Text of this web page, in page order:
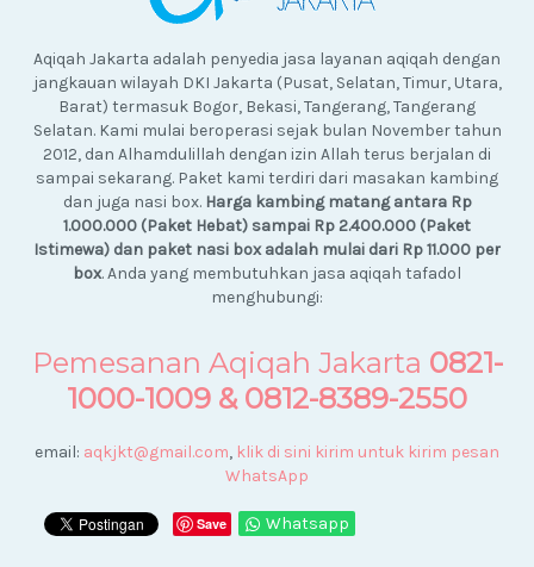
Aqiqah Jakarta adalah penyedia jasa layanan aqiqah dengan
jangkauan wilayah DKI Jakarta (Pusat, Selatan, Timur, Utara,
Barat) termasuk Bogor, Bekasi, Tangerang, Tangerang
Selatan. Kami mulai beroperasi sejak bulan November tahun
2012, dan Alhamdulillah dengan izin Allah terus berjalan di
sampai sekarang. Paket kami terdiri dari masakan kambing
dan juga nasi box. Harga kambing matang antara Rp
1.000.000 (Paket Hebat) sampai Rp 2.400.000 (Paket
Istimewa) dan paket nasi box adalah mulai dari Rp 11.000 per
box. Anda yang membutuhkan jasa aqiqah tafadol
menghubungi:
Pemesanan Aqiqah Jakarta 0821-
1000-1009 & 0812-8389-2550
email: aqkjkt@gmail.com, klik di sini kirim untuk kirim pesan
WhatsApp
Save Whatsapp